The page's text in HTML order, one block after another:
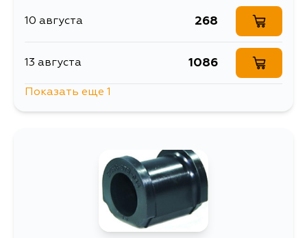
10 августа 268
13 августа 1086
Показать еще 1